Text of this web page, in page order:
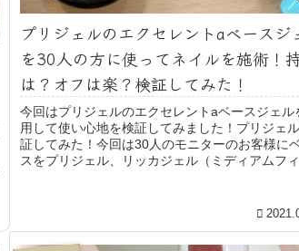
プリジェルのエクセレントaベースジ
を30人の方に使ってネイルを施術！
は？オフは楽？検証してみた！
今回はプリジェルのエクセレントaベースジェル
用して使い心地を検証してみました！プリジェ
証してみた！今回は30人のモニターのお客様に
スをプリジェル、リッカジェル（ミディアムフィ